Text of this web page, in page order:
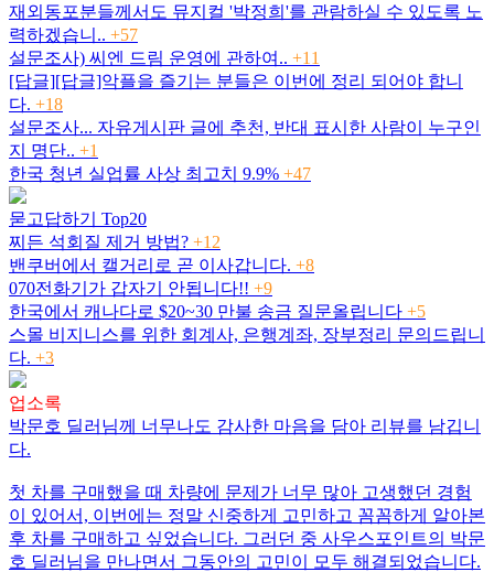
재외동포분들께서도 뮤지컬 '박정희'를 관람하실 수 있도록 노
력하겠습니.. +57
설문조사) 씨엔 드림 운영에 관하여.. +11
[답글][답글]악플을 즐기는 분들은 이번에 정리 되어야 합니
다. +18
설문조사... 자유게시판 글에 추천, 반대 표시한 사람이 누구인
지 명단.. +1
한국 청년 실업률 사상 최고치 9.9% +47
묻고답하기 Top20
찌든 석회질 제거 방법? +12
밴쿠버에서 캘거리로 곧 이사갑니다. +8
070전화기가 갑자기 안됩니다!! +9
한국에서 캐나다로 $20~30 만불 송금 질문올립니다 +5
스몰 비지니스를 위한 회계사, 은행계좌, 장부정리 문의드립니
다. +3
업소록
박문호 딜러님께 너무나도 감사한 마음을 담아 리뷰를 남깁니
다.
첫 차를 구매했을 때 차량에 문제가 너무 많아 고생했던 경험
이 있어서, 이번에는 정말 신중하게 고민하고 꼼꼼하게 알아본
후 차를 구매하고 싶었습니다. 그러던 중 사우스포인트의 박문
호 딜러님을 만나면서 그동안의 고민이 모두 해결되었습니다.